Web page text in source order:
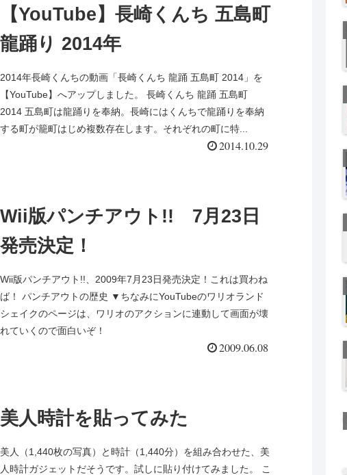
【YouTube】長崎くんち 五島町
龍踊り 2014年
2014年長崎くんちの動画「長崎くんち 龍踊 五島町 2014」を
【YouTube】へアップしました。 長崎くんち 龍踊 五島町
2014 五島町は龍踊りを奉納。長崎にはくんちで龍踊りを奉納
する町が籠町はじめ複数存在します。それぞれの町に特...
2014.10.29
Wii版パンチアウト!! 7月23日
発売決定！
Wii版パンチアウト!!、2009年7月23日発売決定！これは買わね
ば！ パンチアウトの歴史 ▼ちなみにYouTubeのワリオランド
シェイクのページは、ワリオのアクションに連動して画面が壊
れていくので面白いぞ！
2009.06.08
美人時計を貼ってみた
美人（1,440枚の写真）と時計（1,440分）を組み合わせた、美
人時計ガジェットだそうです。試しに貼り付けてみました。 こ